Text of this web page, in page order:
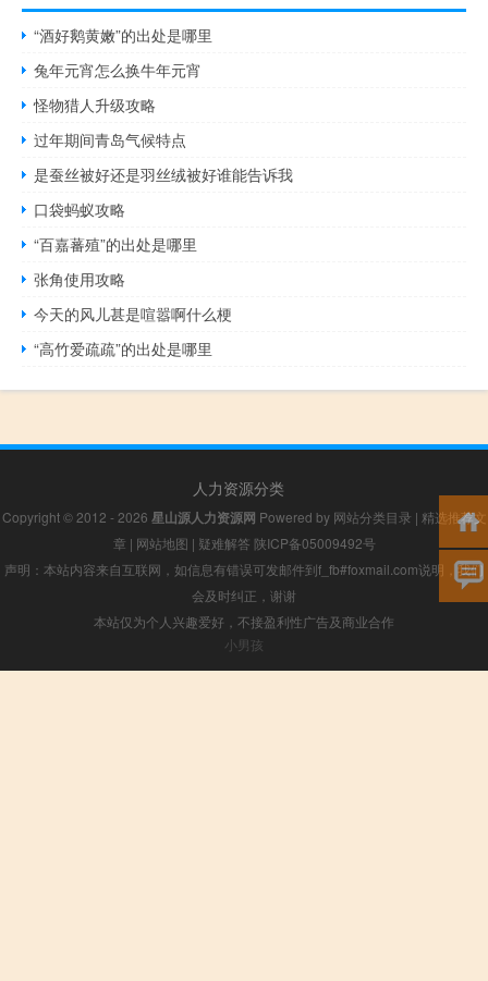
“酒好鹅黄嫩”的出处是哪里
兔年元宵怎么换牛年元宵
怪物猎人升级攻略
过年期间青岛气候特点
是蚕丝被好还是羽丝绒被好谁能告诉我
口袋蚂蚁攻略
“百嘉蕃殖”的出处是哪里
张角使用攻略
今天的风儿甚是喧嚣啊什么梗
“高竹爱疏疏”的出处是哪里
人力资源分类
Copyright © 2012 - 2026 星山源人力资源网 Powered by 网站分类目录 | 精选推荐文
章 | 网站地图 | 疑难解答 陕ICP备05009492号
声明：本站内容来自互联网，如信息有错误可发邮件到f_fb#foxmail.com说明，我们
会及时纠正，谢谢
本站仅为个人兴趣爱好，不接盈利性广告及商业合作
小男孩